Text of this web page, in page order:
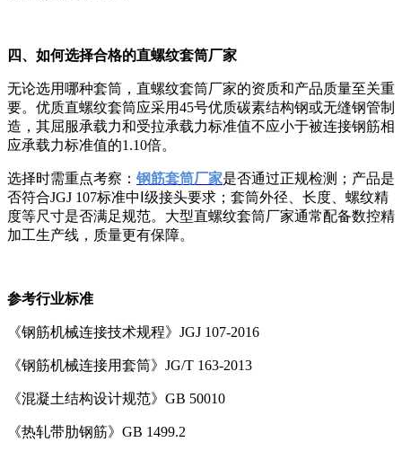
四、如何选择合格的直螺纹套筒厂家
无论选用哪种套筒，直螺纹套筒厂家的资质和产品质量至关重
要。优质直螺纹套筒应采用45号优质碳素结构钢或无缝钢管制
造，其屈服承载力和受拉承载力标准值不应小于被连接钢筋相
应承载力标准值的1.10倍。
选择时需重点考察： 钢筋套筒厂家是否通过正规检测；产品是
否符合JGJ 107标准中Ⅰ级接头要求；套筒外径、长度、螺纹精
度等尺寸是否满足规范。大型直螺纹套筒厂家通常配备数控精
加工生产线，质量更有保障。
参考行业标准
《钢筋机械连接技术规程》JGJ 107-2016
《钢筋机械连接用套筒》JG/T 163-2013
《混凝土结构设计规范》GB 50010
《热轧带肋钢筋》GB 1499.2